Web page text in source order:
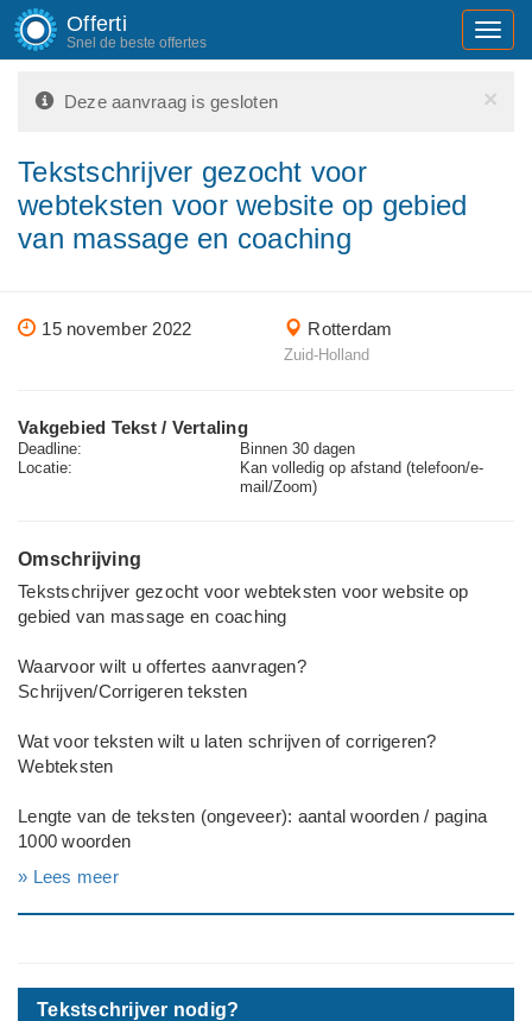
Offerti
Snel de beste offertes
×
Deze aanvraag is gesloten
Tekstschrijver gezocht voor
webteksten voor website op gebied
van massage en coaching
15 november 2022 Rotterdam
Zuid-Holland
Vakgebied Tekst / Vertaling
Deadline:
Binnen 30 dagen
Locatie:
Kan volledig op afstand (telefoon/e-
mail/Zoom)
Omschrijving
Tekstschrijver gezocht voor webteksten voor website op
gebied van massage en coaching
Waarvoor wilt u offertes aanvragen?
Schrijven/Corrigeren teksten
Wat voor teksten wilt u laten schrijven of corrigeren?
Webteksten
Lengte van de teksten (ongeveer): aantal woorden / pagina
1000 woorden
Binnen 1 maand
Wetteksten voor site rond massage en coaching
» Lees meer
Tekstschrijver nodig?